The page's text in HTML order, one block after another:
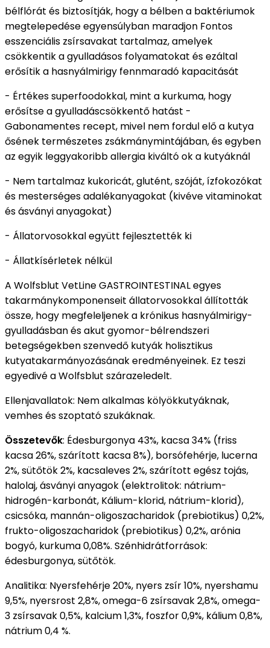
bélflórát és biztosítják, hogy a bélben a baktériumok
megtelepedése egyensúlyban maradjon Fontos
esszenciális zsírsavakat tartalmaz, amelyek
csökkentik a gyulladásos folyamatokat és ezáltal
erősítik a hasnyálmirigy fennmaradó kapacitását
- Értékes superfoodokkal, mint a kurkuma, hogy
erősítse a gyulladáscsökkentő hatást -
Gabonamentes recept, mivel nem fordul elő a kutya
ősének természetes zsákmánymintájában, és egyben
az egyik leggyakoribb allergia kiváltó ok a kutyáknál
- Nem tartalmaz kukoricát, glutént, szóját, ízfokozókat
és mesterséges adalékanyagokat (kivéve vitaminokat
és ásványi anyagokat)
- Állatorvosokkal együtt fejlesztették ki
- Állatkísérletek nélkül
A Wolfsblut VetLine GASTROINTESTINAL egyes
takarmánykomponenseit állatorvosokkal állították
össze, hogy megfeleljenek a krónikus hasnyálmirigy-
gyulladásban és akut gyomor-bélrendszeri
betegségekben szenvedő kutyák holisztikus
kutyatakarmányozásának eredményeinek. Ez teszi
egyedivé a Wolfsblut szárazeledelt.
Ellenjavallatok: Nem alkalmas kölyökkutyáknak,
vemhes és szoptató szukáknak.
Összetevők: Édesburgonya 43%, kacsa 34% (friss
kacsa 26%, szárított kacsa 8%), borsófehérje, lucerna
2%, sütőtök 2%, kacsaleves 2%, szárított egész tojás,
halolaj, ásványi anyagok (elektrolitok: nátrium-
hidrogén-karbonát, Kálium-klorid, nátrium-klorid),
csicsóka, mannán-oligoszacharidok (prebiotikus) 0,2%,
frukto-oligoszacharidok (prebiotikus) 0,2%, arónia
bogyó, kurkuma 0,08%. Szénhidrátforrások:
édesburgonya, sütőtök.
Analitika: Nyersfehérje 20%, nyers zsír 10%, nyershamu
9,5%, nyersrost 2,8%, omega-6 zsírsavak 2,8%, omega-
3 zsírsavak 0,5%, kalcium 1,3%, foszfor 0,9%, kálium 0,8%,
nátrium 0,4 %.